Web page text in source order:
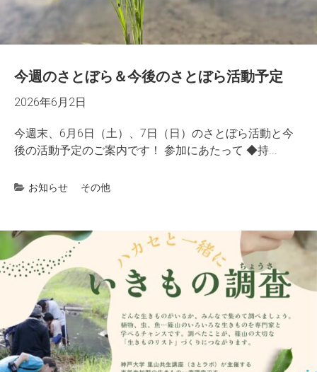
今週のさとぼら＆今後のさとぼら活動予定
2026年6月2日
今週末、6月6日（土）、7日（日）のさとぼら活動と今
後の活動予定のご案内です！ 参加にあたって ◆持...
お知らせ その他